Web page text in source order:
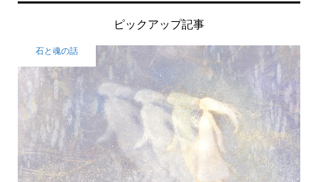
ピックアップ記事
石と魂の話